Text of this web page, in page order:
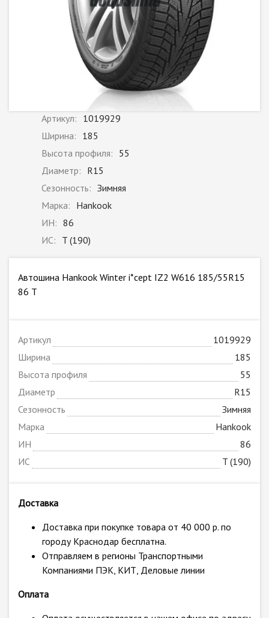
Артикул: 1019929
Ширина: 185
Высота профиля: 55
Диаметр: R15
Сезонность: Зимняя
Марка: Hankook
ИН: 86
ИС: T (190)
Автошина Hankook Winter i*cept IZ2 W616 185/55R15
86 T
Артикул
1019929
Ширина
185
Высота профиля
55
Диаметр
R15
Сезонность
Зимняя
Марка
Hankook
ИН
86
ИС
T (190)
Доставка
Доставка при покупке товара от 40 000 р. по
городу Краснодар бесплатна.
Отправляем в регионы Транспортными
Компаниями ПЭК, КИТ, Деловые линии
Оплата